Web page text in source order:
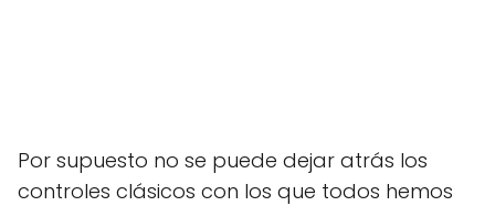
Por supuesto no se puede dejar atrás los
controles clásicos con los que todos hemos